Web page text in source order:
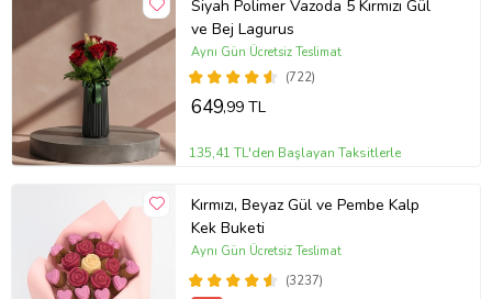
Siyah Polimer Vazoda 5 Kırmızı Gül
ve Bej Lagurus
(722)
Aynı Gün Ücretsiz Teslimat
649,99 TL
135,41 TL'den Başlayan Taksitlerle
Kırmızı, Beyaz Gül ve Pembe Kalp
Kek Buketi
(3237)
Aynı Gün Ücretsiz Teslimat